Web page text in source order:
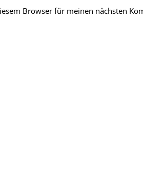
Browser für meinen nächsten